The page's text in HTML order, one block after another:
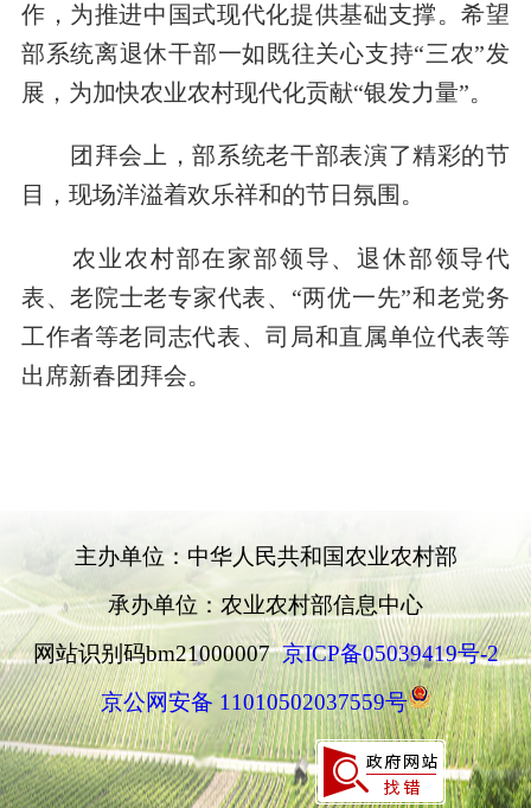
作，为推进中国式现代化提供基础支撑。希望
部系统离退休干部一如既往关心支持“三农”发
展，为加快农业农村现代化贡献“银发力量”。
团拜会上，部系统老干部表演了精彩的节
目，现场洋溢着欢乐祥和的节日氛围。
农业农村部在家部领导、退休部领导代
表、老院士老专家代表、“两优一先”和老党务
工作者等老同志代表、司局和直属单位代表等
出席新春团拜会。
主办单位：中华人民共和国农业农村部
承办单位：农业农村部信息中心
网站识别码bm21000007京ICP备05039419号-2
京公网安备 11010502037559号